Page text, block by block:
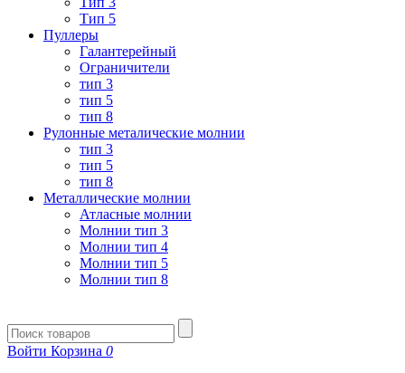
Тип 5
Пуллеры
Галантерейный
Ограничители
тип 3
тип 5
тип 8
Рулонные металические молнии
тип 3
тип 5
тип 8
Металлические молнии
Атласные молнии
Молнии тип 3
Молнии тип 4
Молнии тип 5
Молнии тип 8
Войти Корзина 0